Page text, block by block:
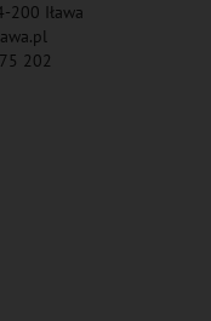
200 Iława
202